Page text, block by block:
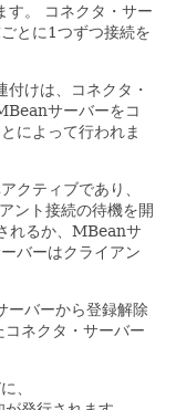
。
コネクタ・サー
とに1つずつ接続を
けは、コネクタ・
サーバーをコ
によって行われま
クティブであり、
ント接続の待機を開
れるか、MBeanサ
バーはクライアン
ーバーから登録解除
コネクタ・サーバー
、